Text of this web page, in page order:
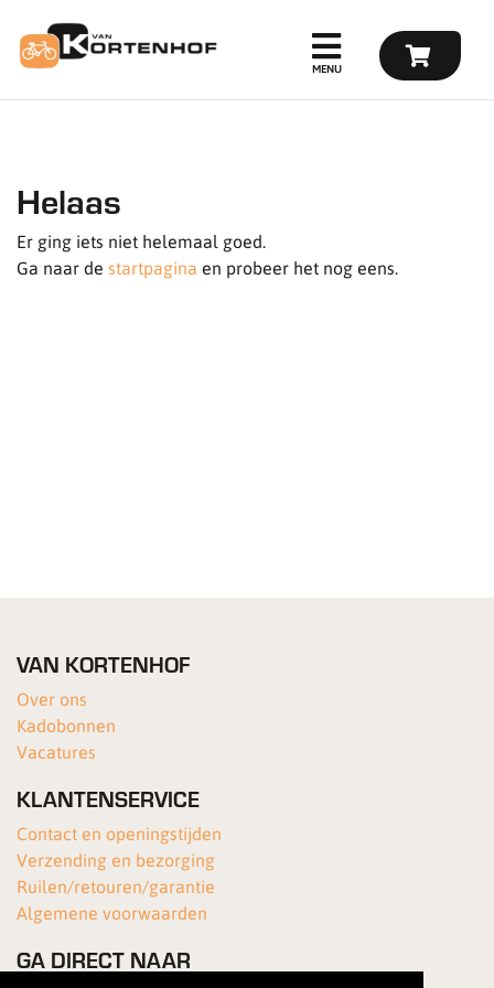
Helaas
Er ging iets niet helemaal goed.
Ga naar de startpagina en probeer het nog eens.
VAN KORTENHOF
Over ons
Kadobonnen
Vacatures
KLANTENSERVICE
Contact en openingstijden
Verzending en bezorging
Ruilen/retouren/garantie
Algemene voorwaarden
GA DIRECT NAAR